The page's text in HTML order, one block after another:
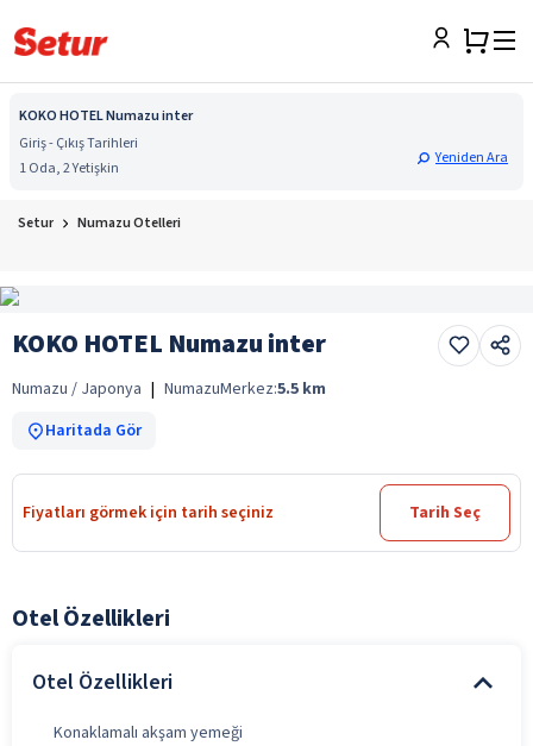
KOKO HOTEL Numazu inter
Giriş - Çıkış Tarihleri
1 Oda, 2 Yetişkin
Yeniden Ara
Setur Numazu Otelleri
KOKO HOTEL Numazu inter
Numazu / Japonya | NumazuMerkez:5.5 km
Haritada Gör
Fiyatları görmek için tarih seçiniz Tarih Seç
Otel Özellikleri
Otel Özellikleri
Konaklamalı akşam yemeği